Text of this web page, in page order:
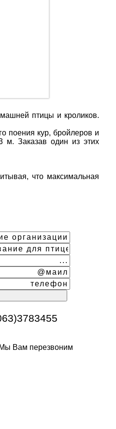
птицы и кроликов.
поения кур, бройлеров и
Заказав один из этих
что максимальная
Вам перезвоним